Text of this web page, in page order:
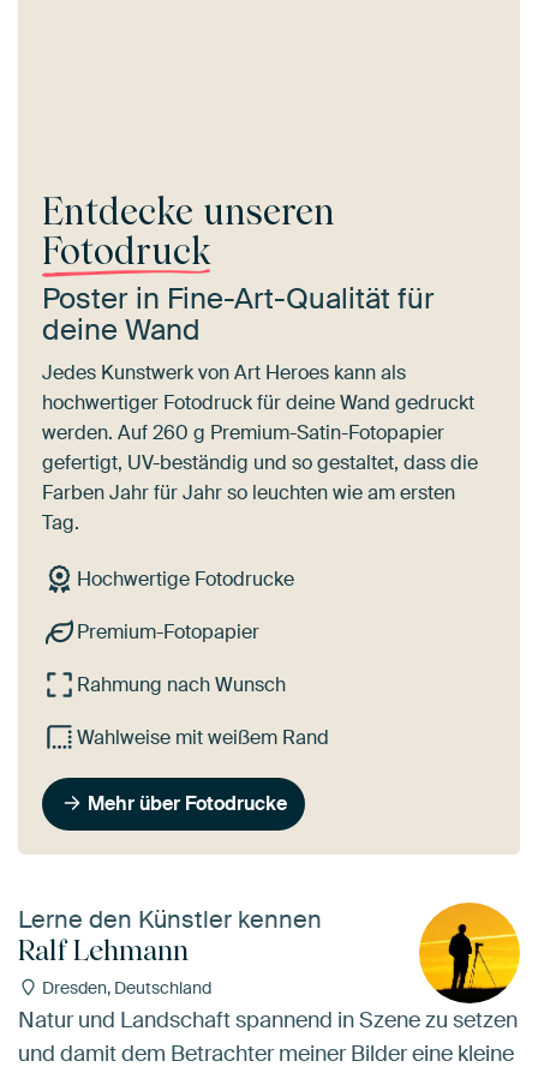
Entdecke unseren
Fotodruck
Poster in Fine-Art-Qualität für
deine Wand
Jedes Kunstwerk von Art Heroes kann als
hochwertiger Fotodruck für deine Wand gedruckt
werden. Auf 260 g Premium-Satin-Fotopapier
gefertigt, UV-beständig und so gestaltet, dass die
Farben Jahr für Jahr so leuchten wie am ersten
Tag.
Hochwertige Fotodrucke
Premium-Fotopapier
Rahmung nach Wunsch
Wahlweise mit weißem Rand
Mehr über Fotodrucke
Lerne den Künstler kennen
Ralf Lehmann
Dresden, Deutschland
Natur und Landschaft spannend in Szene zu setzen
und damit dem Betrachter meiner Bilder eine kleine